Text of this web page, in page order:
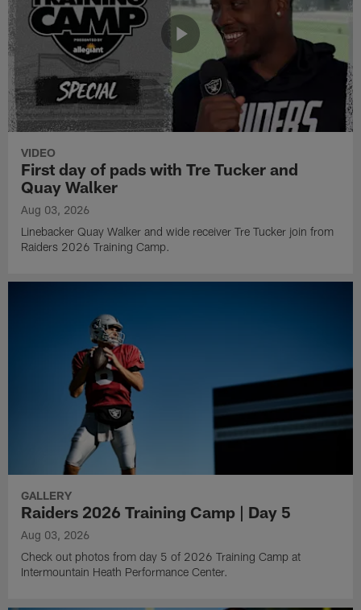
VIDEO
First day of pads with Tre Tucker and
Quay Walker
Aug 03, 2026
Linebacker Quay Walker and wide receiver Tre Tucker join from
Raiders 2026 Training Camp.
GALLERY
Raiders 2026 Training Camp | Day 5
Aug 03, 2026
Check out photos from day 5 of 2026 Training Camp at
Intermountain Heath Performance Center.